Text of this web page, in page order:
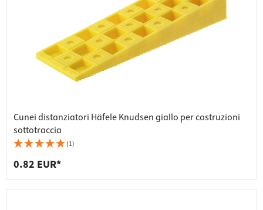
Cunei distanziatori Häfele Knudsen giallo per costruzioni
sottotraccia
(1)
0.82 EUR*